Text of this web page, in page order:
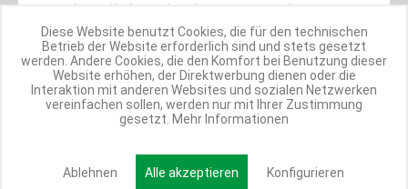
Werde Teil der Miweba Community!
Verpasse nie wieder exklusive Newsletter-Rabatte und Aktionen
E-MAIL*
Diese Website benutzt Cookies, die für den technischen
Betrieb der Website erforderlich sind und stets gesetzt
werden. Andere Cookies, die den Komfort bei Benutzung dieser
Website erhöhen, der Direktwerbung dienen oder die
Interaktion mit anderen Websites und sozialen Netzwerken
vereinfachen sollen, werden nur mit Ihrer Zustimmung
gesetzt. Mehr Informationen
Ablehnen Alle akzeptieren Konfigurieren